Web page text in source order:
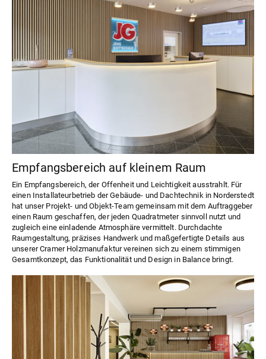
Empfangsbereich auf kleinem Raum
Ein Empfangsbereich, der Offenheit und Leichtigkeit ausstrahlt. Für
einen Installateurbetrieb der Gebäude- und Dachtechnik in Norderstedt
hat unser Projekt- und Objekt-Team gemeinsam mit dem Auftraggeber
einen Raum geschaffen, der jeden Quadratmeter sinnvoll nutzt und
zugleich eine einladende Atmosphäre vermittelt. Durchdachte
Raumgestaltung, präzises Handwerk und maßgefertigte Details aus
unserer Cramer Holzmanufaktur vereinen sich zu einem stimmigen
Gesamtkonzept, das Funktionalität und Design in Balance bringt.